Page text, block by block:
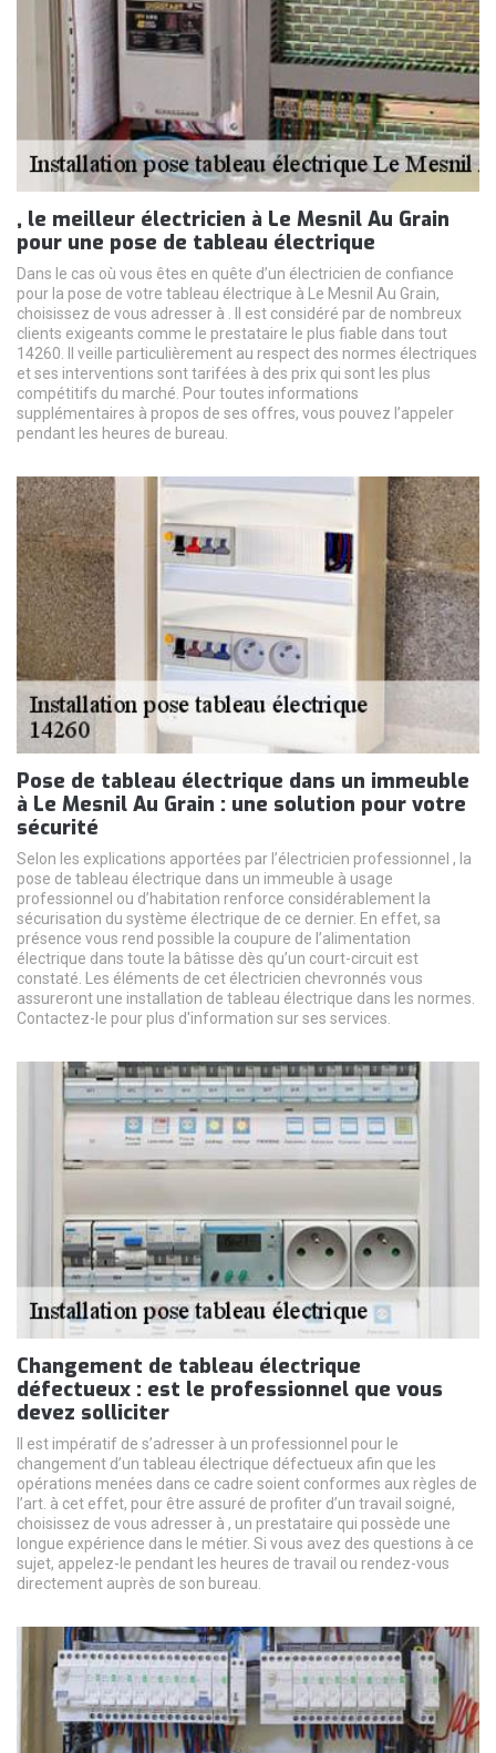
, le meilleur électricien à Le Mesnil Au Grain
pour une pose de tableau électrique
Dans le cas où vous êtes en quête d’un électricien de confiance
pour la pose de votre tableau électrique à Le Mesnil Au Grain,
choisissez de vous adresser à . Il est considéré par de nombreux
clients exigeants comme le prestataire le plus fiable dans tout
14260. Il veille particulièrement au respect des normes électriques
et ses interventions sont tarifées à des prix qui sont les plus
compétitifs du marché. Pour toutes informations
supplémentaires à propos de ses offres, vous pouvez l’appeler
pendant les heures de bureau.
Pose de tableau électrique dans un immeuble
à Le Mesnil Au Grain : une solution pour votre
sécurité
Selon les explications apportées par l’électricien professionnel , la
pose de tableau électrique dans un immeuble à usage
professionnel ou d’habitation renforce considérablement la
sécurisation du système électrique de ce dernier. En effet, sa
présence vous rend possible la coupure de l’alimentation
électrique dans toute la bâtisse dès qu’un court-circuit est
constaté. Les éléments de cet électricien chevronnés vous
assureront une installation de tableau électrique dans les normes.
Contactez-le pour plus d'information sur ses services.
Changement de tableau électrique
défectueux : est le professionnel que vous
devez solliciter
Il est impératif de s’adresser à un professionnel pour le
changement d’un tableau électrique défectueux afin que les
opérations menées dans ce cadre soient conformes aux règles de
l’art. à cet effet, pour être assuré de profiter d’un travail soigné,
choisissez de vous adresser à , un prestataire qui possède une
longue expérience dans le métier. Si vous avez des questions à ce
sujet, appelez-le pendant les heures de travail ou rendez-vous
directement auprès de son bureau.